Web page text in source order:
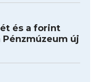
és a forint
új